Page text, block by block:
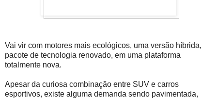
Vai vir com motores mais ecológicos, uma versão híbrida,
pacote de tecnologia renovado, em uma plataforma
totalmente nova.
Apesar da curiosa combinação entre SUV e carros
esportivos, existe alguma demanda sendo pavimentada,